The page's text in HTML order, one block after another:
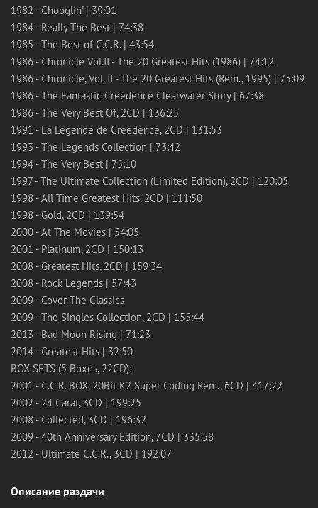
1982 - Chooglin' | 39:01
1984 - Really The Best | 74:38
1985 - The Best of C.C.R. | 43:54
1986 - Chronicle Vol.II - The 20 Greatest Hits (1986) | 74:12
1986 - Chronicle, Vol. II - The 20 Greatest Hits (Rem., 1995) | 75:09
1986 - The Fantastic Creedence Clearwater Story | 67:38
1986 - The Very Best Of, 2CD | 136:25
1991 - La Legende de Creedence, 2CD | 131:53
1993 - The Legends Collection | 73:42
1994 - The Very Best | 75:10
1997 - The Ultimate Collection (Limited Edition), 2CD | 120:05
1998 - All Time Greatest Hits, 2CD | 111:50
1998 - Gold, 2CD | 139:54
2000 - At The Movies | 54:05
2001 - Platinum, 2CD | 150:13
2008 - Greatest Hits, 2CD | 159:34
2008 - Rock Legends | 57:43
2009 - Cover The Classics
2009 - The Singles Collection, 2CD | 155:44
2013 - Bad Moon Rising | 71:23
2014 - Greatest Hits | 32:50
BOX SETS (5 Boxes, 22CD):
2001 - C.C R. BOX, 20Bit K2 Super Coding Rem., 6CD | 417:22
2002 - 24 Carat, 3CD | 199:25
2008 - Collected, 3CD | 196:32
2009 - 40th Anniversary Edition, 7CD | 335:58
2012 - Ultimate C.C.R., 3CD | 192:07
Описание раздачи